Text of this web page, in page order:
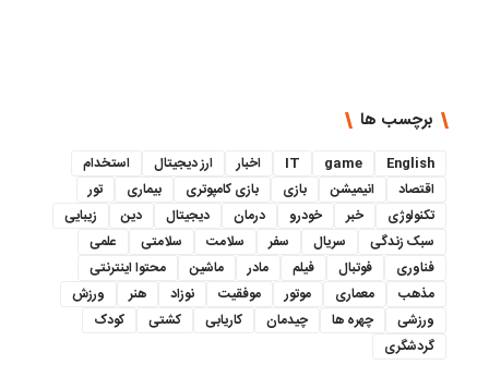
برچسب ها
English
game
IT اخبار ارز دیجیتال
استخدام
اقتصاد
انیمیشن بازی بازی کامپوتری بیماری
تور
تکنولوژی
خبر خودرو درمان دیجیتال دین
زیبایی
سبک زندگی
سریال سفر سلامت سلامتی
علمی
فناوری
فوتبال فیلم مادر ماشین
محتوا اینترنتی
مذهب
معماری موتور موفقیت نوزاد هنر
ورزش
ورزشی
چهره ها چیدمان کاریابی کشتی
کودک
گردشگری